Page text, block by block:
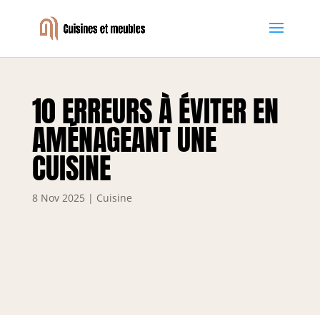
10 ERREURS À ÉVITER EN
AMÉNAGEANT UNE
CUISINE
8 Nov 2025 | Cuisine